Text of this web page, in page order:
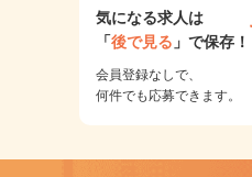
気になる求人は
「後で見る 」で保存！
会員登録なしで、
何件でも応募できます。